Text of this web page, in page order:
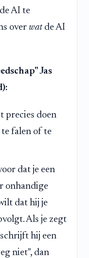
AI te
over watde AI
Jas
precies doen
falen of te
dat je een
onhandige
dat hij je
Als je zegt
hij een
niet", dan